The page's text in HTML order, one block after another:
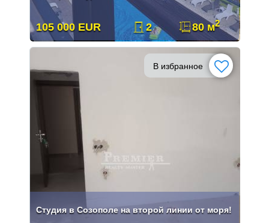
105 000 EUR 2 80 м2
В избранное
Студия в Созополе на второй линии от моря!